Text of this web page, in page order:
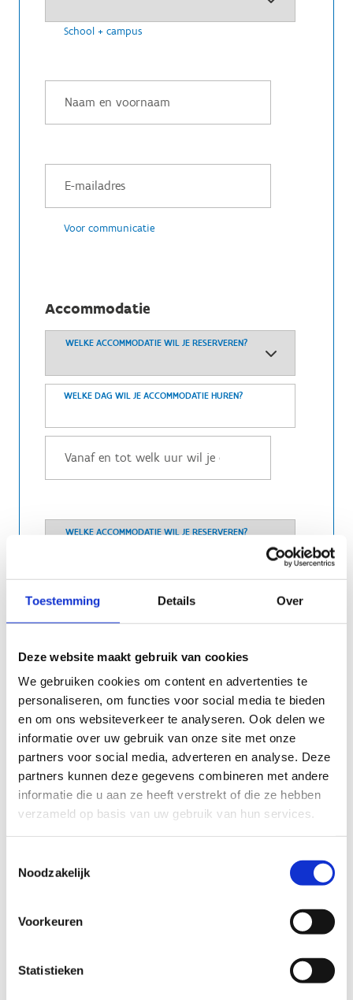
Toestemming Details Over
Deze website maakt gebruik van cookies
We gebruiken cookies om content en advertenties te
personaliseren, om functies voor social media te bieden
en om ons websiteverkeer te analyseren. Ook delen we
informatie over uw gebruik van onze site met onze
partners voor social media, adverteren en analyse. Deze
partners kunnen deze gegevens combineren met andere
informatie die u aan ze heeft verstrekt of die ze hebben
verzameld op basis van uw gebruik van hun services.
Noodzakelijk
Voorkeuren
Statistieken
School + campus
Voor communicatie
Accommodatie
WELKE ACCOMMODATIE WIL JE RESERVEREN?
WELKE DAG WIL JE ACCOMMODATIE HUREN?
WELKE ACCOMMODATIE WIL JE RESERVEREN?
WELKE ACCOMMODATIE WIL JE RESERVEREN?
WELKE DAG WIL JE DE ACCOMMODATIE HUREN?